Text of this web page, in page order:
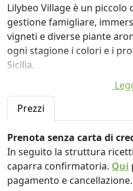
Lilybeo Village è un piccolo
gestione famigliare,
vigneti e diverse piante
ogni stagione i colori e i
Sicilia.
In un ambiente suggestivo
piscina e nel parco delle
di piazzole per tende e
dotati di tutti i comfort e
Lilybeo Village offre un
stretto contatto con la
cultura, relax e sport.
Prezzi
Prenota senza carta di
In seguito la struttura
caparra confirmatoria. Qui
pagamento e cancellazione.